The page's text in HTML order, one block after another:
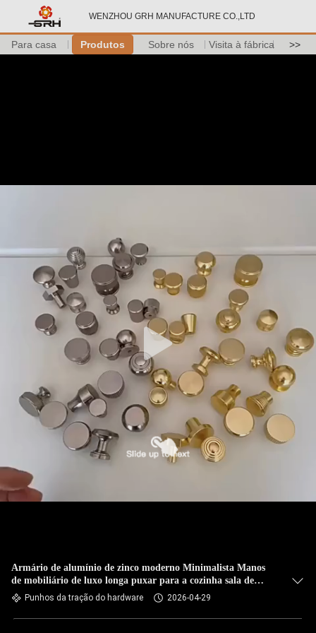
WENZHOU GRH MANUFACTURE CO.,LTD
Para casa Produtos Sobre nós Visita à fábrica >>
Armário de alumínio de zinco moderno Minimalista Manos
de mobiliário de luxo longa puxar para a cozinha sala de
estar vestiário armário de hotel
Punhos da tração do hardware 2026-04-29